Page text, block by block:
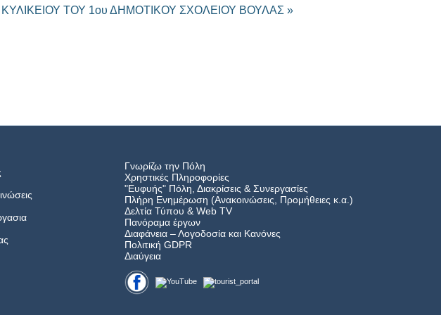
ΤΟΥ 1ου ΔΗΜΟΤΙΚΟΥ ΣΧΟΛΕΙΟΥ ΒΟΥΛΑΣ »
Γνωρίζω την Πόλη
Χρηστικές Πληροφορίες
"Ευφυής" Πόλη, Διακρίσεις & Συνεργασίες
Πλήρη Ενημέρωση (Ανακοινώσεις, Προμήθειες κ.α.)
Δελτία Τύπου &Web TV
Πανόραμα έργων
Διαφάνεια – Λογοδοσία και Κανόνες
Πολιτική GDPR
Διαύγεια